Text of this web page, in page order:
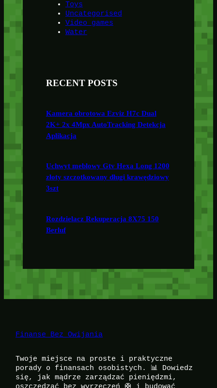
Toys
Uncategorised
Video games
Water
RECENT POSTS
Kamera obrotowa Ezviz H7c Dual
2K+ 2x 4Mpx AutoTracking Detekcja
Aplikacja
Uchwyt meblowy Gtv Hexa Long 1200
złoty szczotkowany długi krawędziowy
3szt
Rozdzielacz Rekuperacja 8X75 150
Berluf
Finanse Bez Owijania
Twoje miejsce na proste i praktyczne
porady o finansach osobistych. 📊 Dowiedz
się, jak mądrze zarządzać pieniędzmi,